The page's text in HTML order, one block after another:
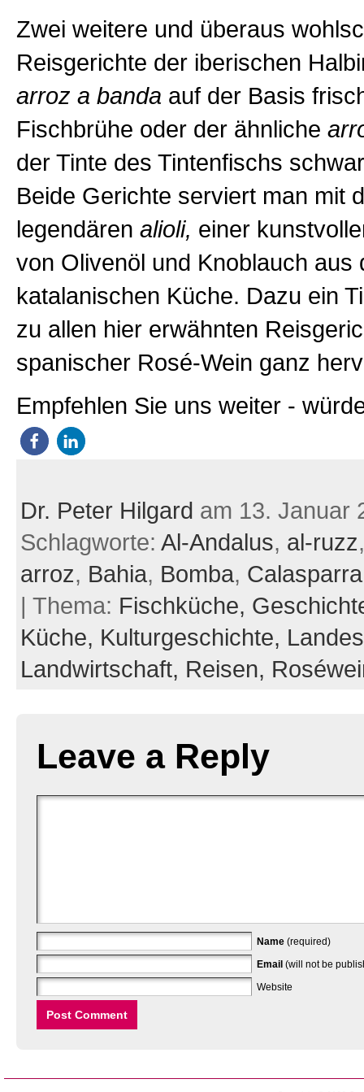
Zwei weitere und überaus
Reisgerichte der iberischen
arroz a banda auf der Basis
Fischbrühe oder der ähnliche
der Tinte des Tintenfischs
Beide Gerichte serviert man mit
legendären alioli, einer
von Olivenöl und Knoblauch aus
katalanischen Küche. Dazu ein
zu allen hier erwähnten
spanischer Rosé-Wein ganz
Empfehlen Sie uns weiter -
Dr. Peter Hilgard am 13. Januar
Schlagworte: Al-Andalus, al-ruzz
arroz, Bahia, Bomba, Calasparra
| Thema: Fischküche,
Küche, Kulturgeschichte,
Landwirtschaft, Reisen,
Leave a Reply
Name (required)
Email (will not be
Website